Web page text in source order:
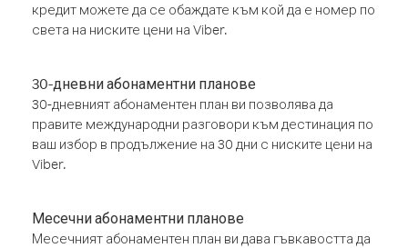
кредит можете да се обаждате към кой да е номер по
света на ниските цени на Viber.
30-дневни абонаментни планове
30-дневният абонаментен план ви позволява да
правите международни разговори към дестинация по
ваш избор в продължение на 30 дни с ниските цени на
Viber.
Месечни абонаментни планове
Месечният абонаментен план ви дава гъвкавостта да